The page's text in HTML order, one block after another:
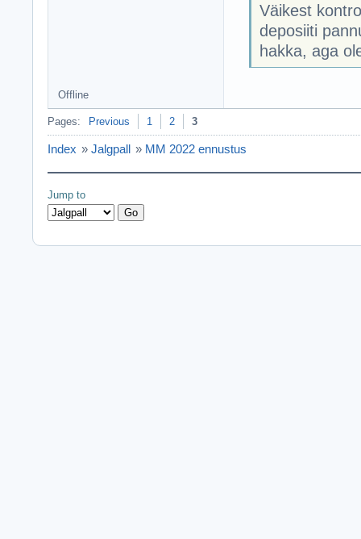
Väikest
deposiiti
hakka, aga
Offline
Pages: Previous 1 2 3
Index » Jalgpall » MM 2022 ennustus
Jump to